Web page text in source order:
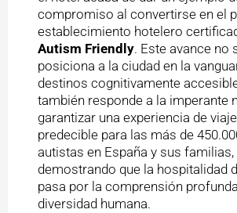
compromiso al convertirse en el
establecimiento hotelero
Autism Friendly. Este avance no
posiciona a la ciudad en la
destinos cognitivamente
también responde a la imperante
garantizar una experiencia de
predecible para las más de
autistas en España y sus familias,
demostrando que la hospitalidad
pasa por la comprensión
diversidad humana.